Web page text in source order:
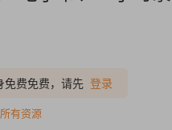
费免费，请先 登录
有资源